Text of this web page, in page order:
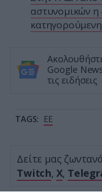
αστυνομικών
Google
τις ειδήσεις
TAGS: ΕΕ
Δείτε μας
Twitch, X,